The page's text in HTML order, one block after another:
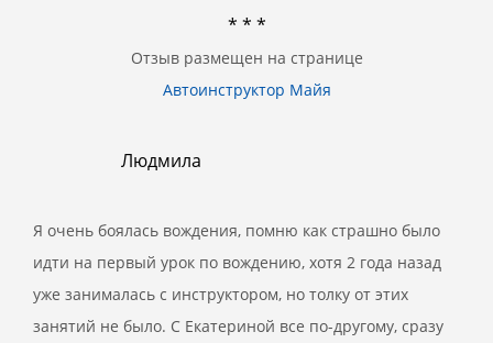
* * *
Отзыв размещен на странице
Автоинструктор Майя
Людмила
Я очень боялась вождения, помню как страшно было
идти на первый урок по вождению, хотя 2 года назад
уже занималась с инструктором, но толку от этих
занятий не было. С Екатериной все по-другому, сразу